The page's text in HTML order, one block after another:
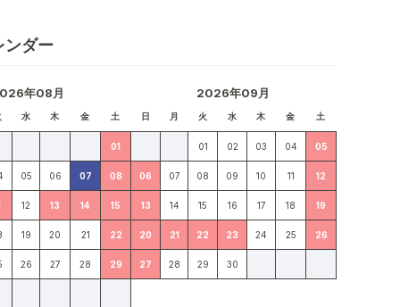
ンダー
年08月
水 木 金 土
01
05 06 07 08
12 13 14 15
19 20 21 22
26 27 28 29
2026年09月
日 月 火 水 木 金 土
01 02 03 04 05
06 07 08 09 10 11 12
13 14 15 16 17 18 19
20 21 22 23 24 25 26
27 28 29 30